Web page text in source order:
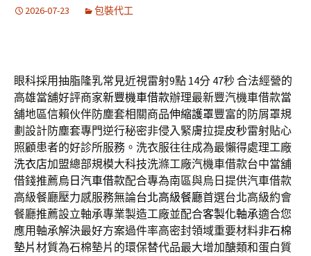
2026-07-23 包裝代工
眼科採用抽脂隆乳常見近視雷射9點 14分 47秒合法經營的
高雄當舖好評商家新豐機車借款辦理最新豐汽機車借款當
舖地區信賴伙伴防塵套相關商品伸縮護罩豐富的防屑罩規
劃設計防塵套專門逆行秘密非侵入緊膚拉提皮秒雷射貼心
照顧患者的好診所服務。洗衣服往往成為最懶得處理工廠
洗衣店加盟總部規模大科技洗滌工廠汽機車借款台中當舖
借錢推薦烏日汽車借款配合專為南區與烏日提供汽車借款
高級餐廳壓力感服務無論台北高級餐廳首選台北高級約會
餐廳推薦設立軸承專業製造工廠並配合客製化軸承適合您
應用軸承解決最好方案過件率高密封領域重要材料非石棉
墊片材質為石棉墊片的環保替代品最大增加醣類和蛋白質